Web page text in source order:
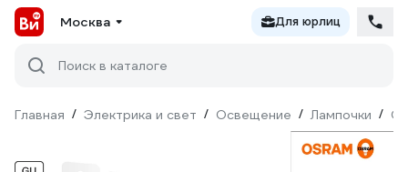
Москва Для юрлиц
Поиск в каталоге
Главная / Электрика и свет / Освещение / Лампочки /